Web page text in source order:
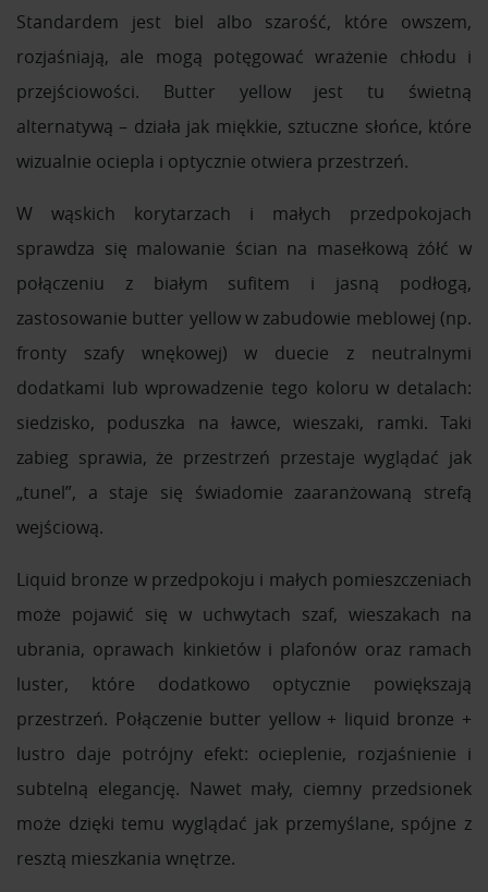
Standardem jest biel albo szarość, które owszem,
rozjaśniają, ale mogą potęgować wrażenie chłodu i
przejściowości. Butter yellow jest tu świetną
alternatywą – działa jak miękkie, sztuczne słońce, które
wizualnie ociepla i optycznie otwiera przestrzeń.
W wąskich korytarzach i małych przedpokojach
sprawdza się malowanie ścian na masełkową żółć w
połączeniu z białym sufitem i jasną podłogą,
zastosowanie butter yellow w zabudowie meblowej (np.
fronty szafy wnękowej) w duecie z neutralnymi
dodatkami lub wprowadzenie tego koloru w detalach:
siedzisko, poduszka na ławce, wieszaki, ramki. Taki
zabieg sprawia, że przestrzeń przestaje wyglądać jak
„tunel”, a staje się świadomie zaaranżowaną strefą
wejściową.
Liquid bronze w przedpokoju i małych pomieszczeniach
może pojawić się w uchwytach szaf, wieszakach na
ubrania, oprawach kinkietów i plafonów oraz ramach
luster, które dodatkowo optycznie powiększają
przestrzeń. Połączenie butter yellow + liquid bronze +
lustro daje potrójny efekt: ocieplenie, rozjaśnienie i
subtelną elegancję. Nawet mały, ciemny przedsionek
może dzięki temu wyglądać jak przemyślane, spójne z
resztą mieszkania wnętrze.